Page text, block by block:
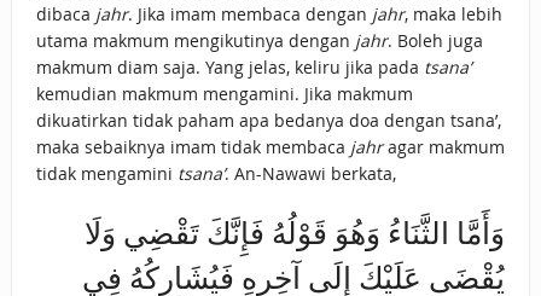
dibaca jahr. Jika imam membaca dengan jahr, maka lebih
utama makmum mengikutinya dengan jahr. Boleh juga
makmum diam saja. Yang jelas, keliru jika pada tsana’
kemudian makmum mengamini. Jika makmum
dikuatirkan tidak paham apa bedanya doa dengan tsana’,
maka sebaiknya imam tidak membaca jahragar makmum
tidak mengamini tsana’. An-Nawawi berkata,
وَأَمَّا الثَّنَاءُ وَهُوَ قَوْلُهُ فَإِنَّكَ تَقْضِي وَلَا
يُقْضَى عَلَيْكَ إلَى آخِرِهِ فَيُشَارِكُهُ فِي